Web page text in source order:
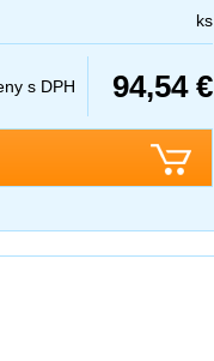
ks
s DPH 94,54 €